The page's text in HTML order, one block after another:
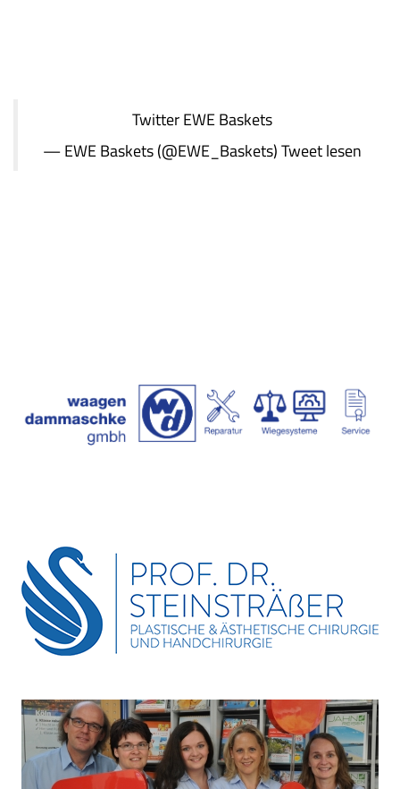
TwitterEWE Baskets
— EWE Baskets (@EWE_Baskets)Tweet lesen